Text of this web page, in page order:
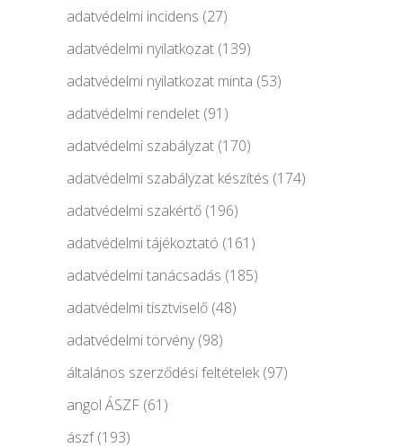
adatvédelmi incidens (27)
adatvédelmi nyilatkozat (139)
adatvédelmi nyilatkozat minta (53)
adatvédelmi rendelet (91)
adatvédelmi szabályzat (170)
adatvédelmi szabályzat készítés (174)
adatvédelmi szakértő (196)
adatvédelmi tájékoztató (161)
adatvédelmi tanácsadás (185)
adatvédelmi tisztviselő (48)
adatvédelmi törvény(98)
általános szerződési feltételek(97)
angol ÁSZF (61)
ászf(193)